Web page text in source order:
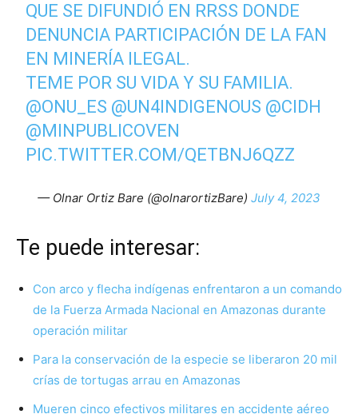
QUE SE DIFUNDIÓ EN RRSS DONDE
DENUNCIA PARTICIPACIÓN DE LA FAN
EN MINERÍA ILEGAL.
TEME POR SU VIDA Y SU FAMILIA.
@ONU_ES @UN4INDIGENOUS @CIDH
@MINPUBLICOVEN
PIC.TWITTER.COM/QETBNJ6QZZ
— Olnar Ortiz Bare (@olnarortizBare) July 4, 2023
Te puede interesar:
Con arco y flecha indígenas enfrentaron a un comando
de la Fuerza Armada Nacional en Amazonas durante
operación militar
Para la conservación de la especie se liberaron 20 mil
crías de tortugas arrau en Amazonas
Mueren cinco efectivos militares en accidente aéreo